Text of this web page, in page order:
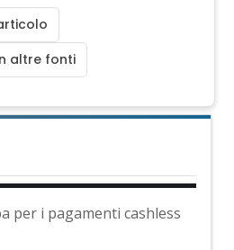
altre fonti
per i pagamenti cashless